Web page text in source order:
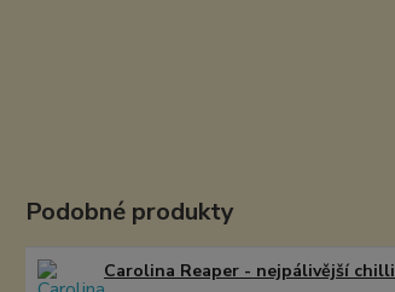
Podobné produkty
Carolina Reaper - nejpálivější chilli